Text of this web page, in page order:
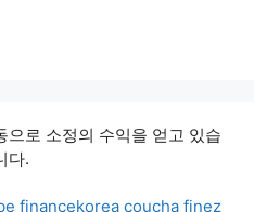
로 소정의 수익을 얻고 있습
다.
financekorea coucha finez